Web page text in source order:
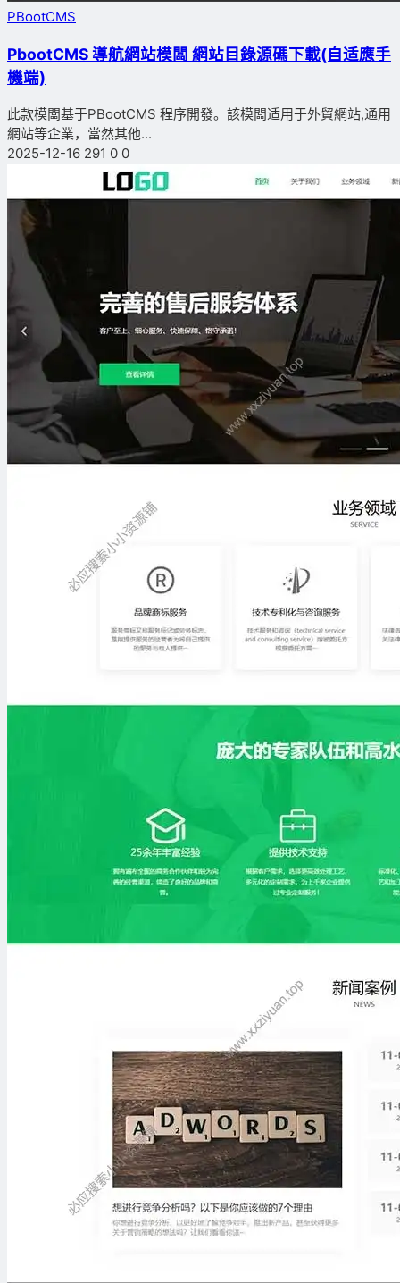
PBootCMS
PbootCMS 導航網站模闆 網站目錄源碼下載(自适應手
機端)
此款模闆基于PBootCMS 程序開發。該模闆适用于外貿網站,通用
網站等企業，當然其他...
2025-12-16 291 0 0